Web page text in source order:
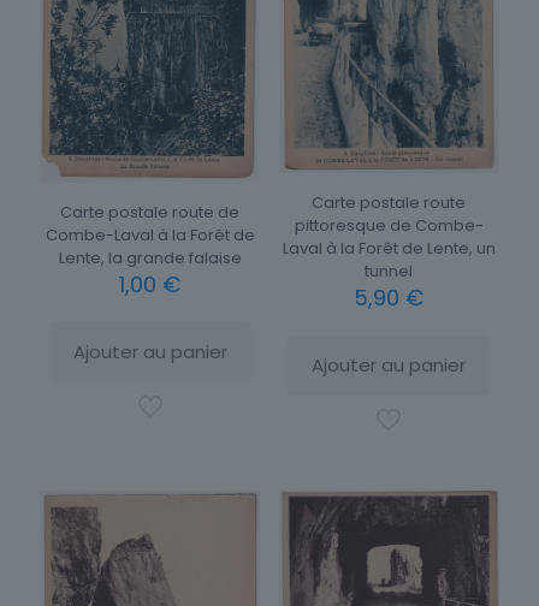
Carte postale route de
Combe-Laval à la Forêt de
Lente, la grande falaise
1,00 €
Ajouter au panier
Carte postale route
pittoresque de Combe-
Laval à la Forêt de Lente, un
tunnel
5,90 €
Ajouter au panier